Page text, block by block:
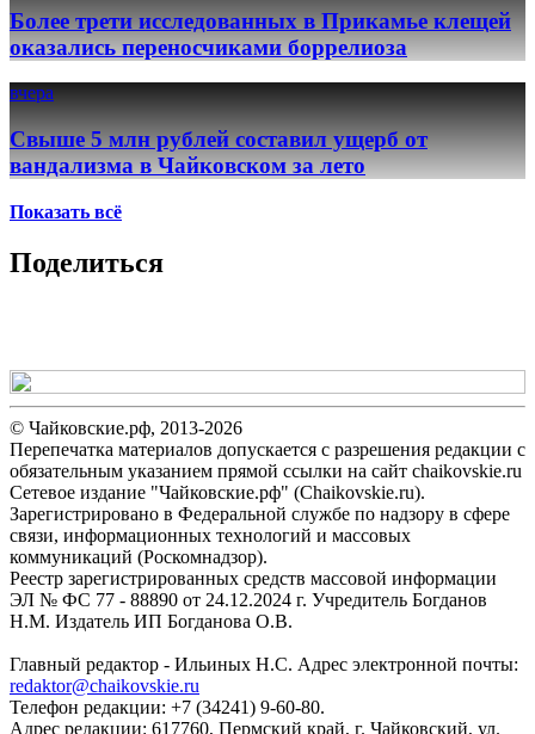
Более трети исследованных в Прикамье клещей
оказались переносчиками боррелиоза
вчера
Свыше 5 млн рублей составил ущерб от
вандализма в Чайковском за лето
Показать всё
Поделиться
© Чайковские.рф, 2013-2026
Перепечатка материалов допускается с разрешения редакции с
обязательным указанием прямой ссылки на сайт chaikovskie.ru
Сетевое издание "Чайковские.рф" (Chaikovskie.ru).
Зарегистрировано в Федеральной службе по надзору в сфере
связи, информационных технологий и массовых
коммуникаций (Роскомнадзор).
Реестр зарегистрированных средств массовой информации
ЭЛ № ФС 77 - 88890 от 24.12.2024 г. Учредитель Богданов
Н.М. Издатель ИП Богданова О.В.
Главный редактор - Ильиных Н.С. Адрес электронной почты:
redaktor@chaikovskie.ru
Телефон редакции: +7 (34241) 9-60-80.
Адрес редакции: 617760, Пермский край, г. Чайковский, ул.